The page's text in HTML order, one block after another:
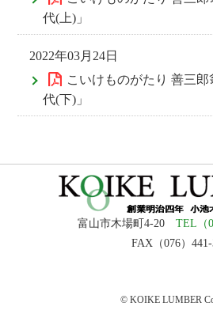
代(上)」
2022年03月24日
こいけものがたり 善三
代(下)」
富山市木場町4-20 TEL（
FAX（076）441-
© KOIKE LUMBER